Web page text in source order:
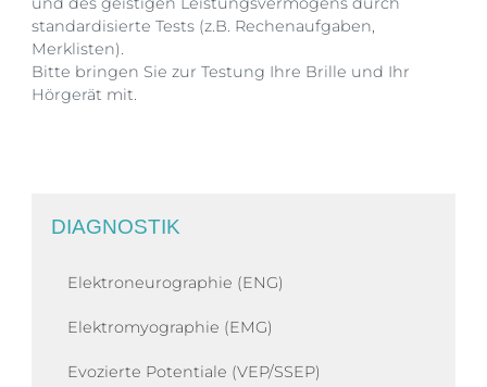
standardisierte Tests (z.B. Rechenaufgaben,
Merklisten).
Bitte bringen Sie zur Testung Ihre Brille und Ihr
Hörgerät mit.
DIAGNOSTIK
Elektroneurographie (ENG)
Elektromyographie (EMG)
Evozierte Potentiale (VEP/SSEP)